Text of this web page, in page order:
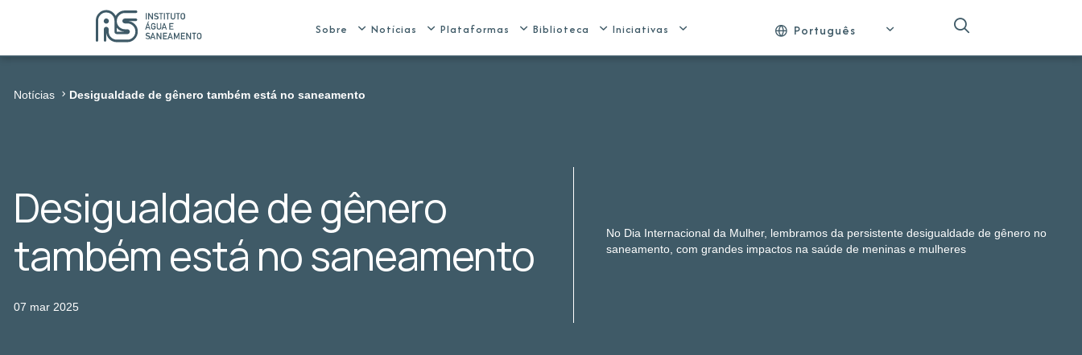
Sobre Notícias Plataformas Biblioteca Iniciativas Português
Notícias Desigualdade de gênero também está no saneamento
Desigualdade de gênero
também está no saneamento
07 mar 2025
No Dia Internacional da Mulher, lembramos da persistente desigualdade de gênero no
saneamento, com grandes impactos na saúde de meninas e mulheres